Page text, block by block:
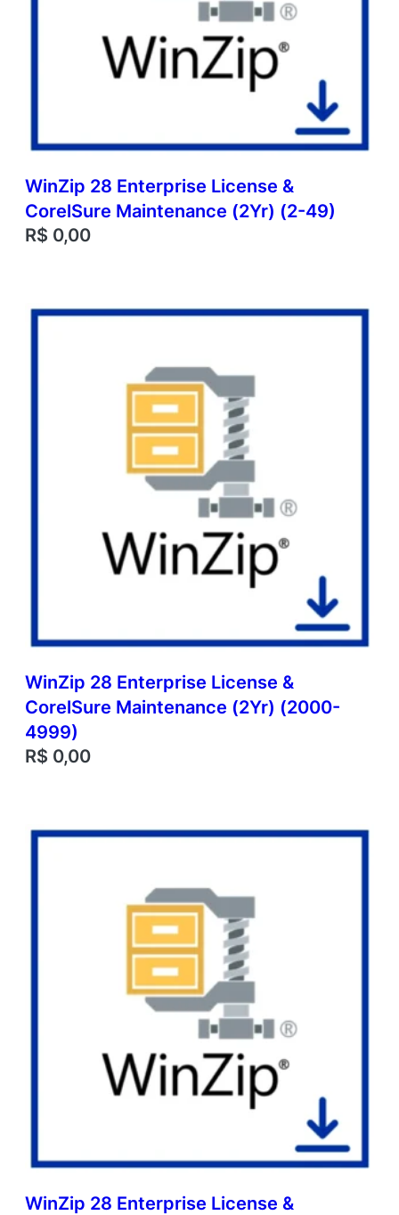
WinZip 28 Enterprise License &
CorelSure Maintenance (2Yr) (2-49)
R$ 0,00
WinZip 28 Enterprise License &
CorelSure Maintenance (2Yr) (2000-
4999)
R$ 0,00
WinZip 28 Enterprise License &